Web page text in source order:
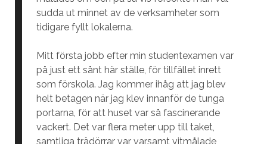
sudda ut minnet av de verksamheter som
tidigare fyllt lokalerna.
Mitt första jobb efter min studentexamen var
på just ett sånt här ställe, för tillfället inrett
som förskola. Jag kommer ihåg att jag blev
helt betagen när jag klev innanför de tunga
portarna, för att huset var så fascinerande
vackert. Det var flera meter upp till taket,
samtliga trädörrar var varsamt vitmålade